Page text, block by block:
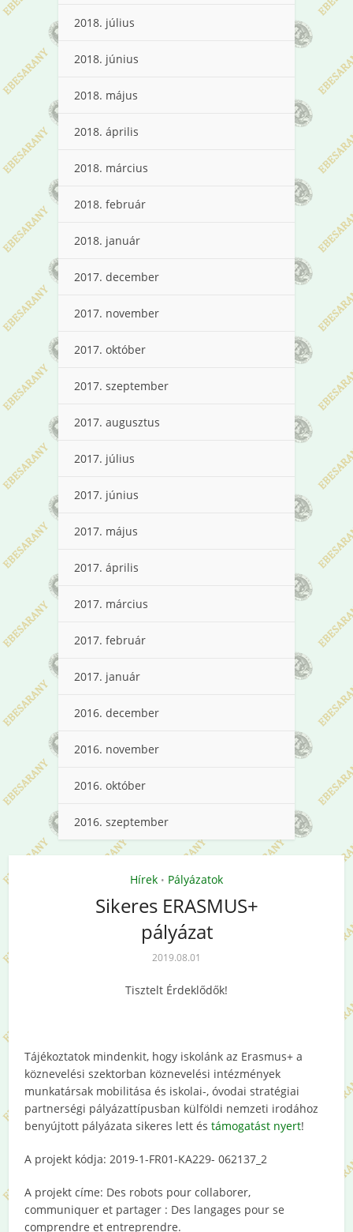
2018. július
2018. június
2018. május
2018. április
2018. március
2018. február
2018. január
2017. december
2017. november
2017. október
2017. szeptember
2017. augusztus
2017. július
2017. június
2017. május
2017. április
2017. március
2017. február
2017. január
2016. december
2016. november
2016. október
2016. szeptember
Hírek • Pályázatok
Sikeres ERASMUS+
pályázat
2019.08.01
Tisztelt Érdeklődők!
Tájékoztatok mindenkit, hogy iskolánk az Erasmus+ a
köznevelési szektorban köznevelési intézmények
munkatársak mobilitása és iskolai-, óvodai stratégiai
partnerségi pályázattípusban külföldi nemzeti irodához
benyújtott pályázata sikeres lett éstámogatást nyert!
A projekt kódja: 2019-1-FR01-KA229- 062137_2
A projekt címe: Des robots pour collaborer,
communiquer et partager : Des langages pour se
comprendre et entreprendre.